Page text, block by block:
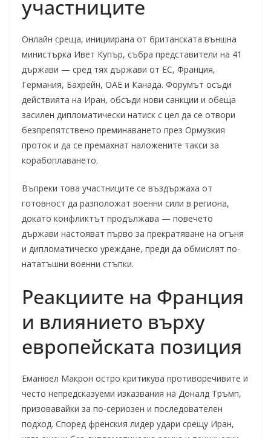
участниците
Онлайн среща, инициирана от британската външна
министърка Ивет Купър, събра представители на 41
държави — сред тях държави от ЕС, Франция,
Германия, Бахрейн, ОАЕ и Канада. Форумът осъди
действията на Иран, обсъди нови санкции и обеща
засилен дипломатически натиск с цел да се отвори
безпрепятствено преминаването през Ормузкия
проток и да се премахнат наложените такси за
корабоплаването.
Въпреки това участниците се въздържаха от
готовност да разположат военни сили в региона,
докато конфликтът продължава — повечето
държави настояват първо за прекратяване на огъня
и дипломатическо уреждане, преди да обмислят по-
нататъшни военни стъпки.
Реакциите на Франция
и влиянието върху
европейската позиция
Еманюел Макрон остро критикува противоречивите и
често непредсказуеми изказвания на Доналд Тръмп,
призовавайки за по-сериозен и последователен
подход. Според френския лидер удари срещу Иран,